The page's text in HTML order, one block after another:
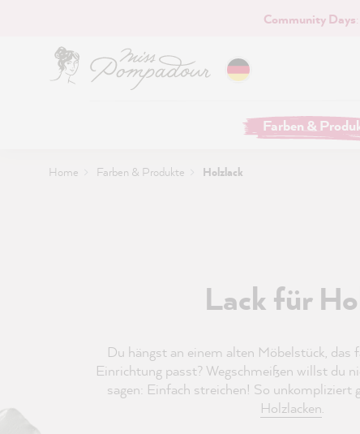
Community Days
Farben &
Home Farben & Produkte Holzlack
Lack für
Du hängst an einem alten Möbelstück, das
Einrichtung passt? Wegschmeißen willst du
sagen: Einfach streichen! So unkompliziert
Holzlacken.